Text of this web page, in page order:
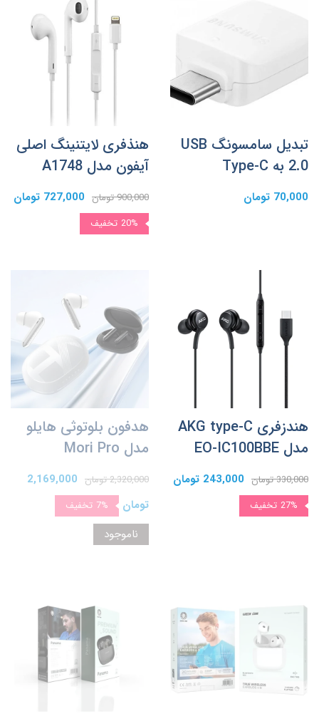
تبدیل سامسونگ USB
2.0 به Type-C
70,000 تومان
هنذفری لایتنینگ اصلی
آیفون مدل A1748
900,000 تومان 727,000 تومان
20% تخفیف
هندزفری AKG type-C
مدل EO-IC100BBE
330,000 تومان 243,000 تومان
27% تخفیف
هدفون بلوتوثی هایلو
مدل Mori Pro
2,320,000 تومان
2,169,000
تومان
7% تخفیف
ناموجود